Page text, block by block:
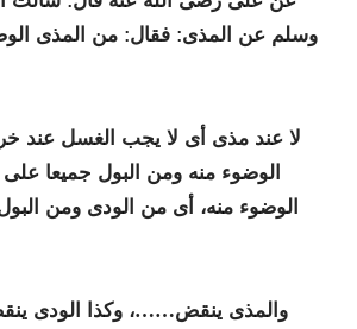
وسلم عن المذى: فقال: من المذى
لا عند مذى أى لا يجب الغسل عند
الوضوء منه ومن البول جميعا
الوضوء منه، أى من الودى ومن
والمذى ينقض……، وكذا الودى